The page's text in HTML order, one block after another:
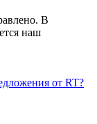
В
наш
от RT?